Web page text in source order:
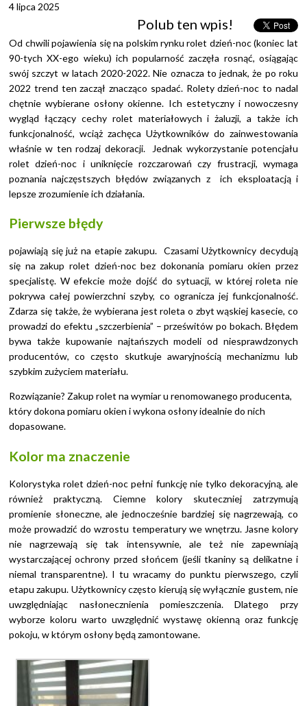
4 lipca 2025
Polub ten wpis!
Od chwili pojawienia się na polskim rynku rolet dzień-noc (koniec lat
90-tych XX-ego wieku) ich popularność zaczęła rosnąć, osiągając
swój szczyt w latach 2020-2022. Nie oznacza to jednak, że po roku
2022 trend ten zaczął znacząco spadać. Rolety dzień-noc to nadal
chętnie wybierane osłony okienne. Ich estetyczny i nowoczesny
wygląd łączący cechy rolet materiałowych i żaluzji, a także ich
funkcjonalność, wciąż zachęca Użytkowników do zainwestowania
właśnie w ten rodzaj dekoracji. Jednak wykorzystanie potencjału
rolet dzień-noc i uniknięcie rozczarowań czy frustracji, wymaga
poznania najczęstszych błędów związanych z ich eksploatacją i
lepsze zrozumienie ich działania.
Pierwsze błędy
pojawiają się już na etapie zakupu. Czasami Użytkownicy decydują
się na zakup rolet dzień-noc bez dokonania pomiaru okien przez
specjalistę. W efekcie może dojść do sytuacji, w której roleta nie
pokrywa całej powierzchni szyby, co ogranicza jej funkcjonalność.
Zdarza się także, że wybierana jest roleta o zbyt wąskiej kasecie, co
prowadzi do efektu „szczerbienia” – prześwitów po bokach. Błędem
bywa także kupowanie najtańszych modeli od niesprawdzonych
producentów, co często skutkuje awaryjnością mechanizmu lub
szybkim zużyciem materiału.
Rozwiązanie? Zakup rolet na wymiar u renomowanego producenta,
który dokona pomiaru okien i wykona osłony idealnie do nich
dopasowane.
Kolor ma znaczenie
Kolorystyka rolet dzień-noc pełni funkcję nie tylko dekoracyjną, ale
również praktyczną. Ciemne kolory skuteczniej zatrzymują
promienie słoneczne, ale jednocześnie bardziej się nagrzewają, co
może prowadzić do wzrostu temperatury we wnętrzu. Jasne kolory
nie nagrzewają się tak intensywnie, ale też nie zapewniają
wystarczającej ochrony przed słońcem (jeśli tkaniny są delikatne i
niemal transparentne). I tu wracamy do punktu pierwszego, czyli
etapu zakupu. Użytkownicy często kierują się wyłącznie gustem, nie
uwzględniając nasłonecznienia pomieszczenia. Dlatego przy
wyborze koloru warto uwzględnić wystawę okienną oraz funkcję
pokoju, w którym osłony będą zamontowane.